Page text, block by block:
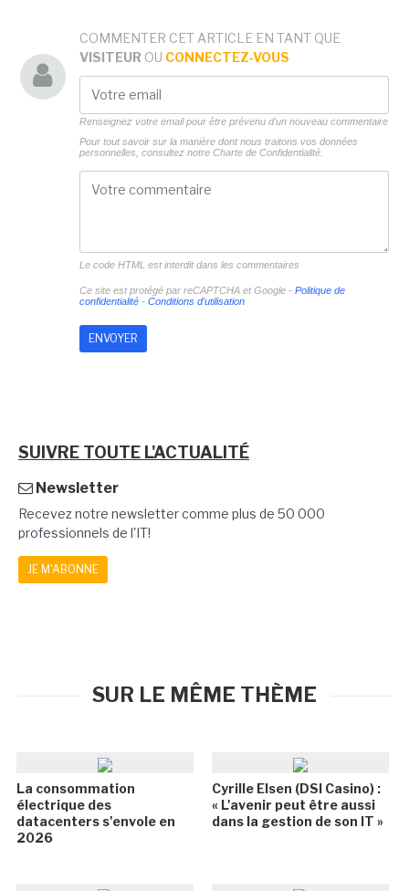
COMMENTER CET ARTICLE EN TANT QUE
VISITEUR OU CONNECTEZ-VOUS
Renseignez votre email pour être prévenu d'un nouveau commentaire
Pour tout savoir sur la manière dont nous traitons vos données
personnelles, consultez notre Charte de Confidentialité.
Le code HTML est interdit dans les commentaires
Ce site est protégé par reCAPTCHA et Google - Politique de
confidentialité- Conditions d'utilisation
SUIVRE TOUTE L'ACTUALITÉ
Newsletter
Recevez notre newsletter comme plus de 50 000
professionnels de l'IT!
JE M'ABONNE
SUR LE MÊME THÈME
La consommation
électrique des
datacenters s'envole en
2026
Cyrille Elsen (DSI Casino) :
« L'avenir peut être aussi
dans la gestion de son IT »